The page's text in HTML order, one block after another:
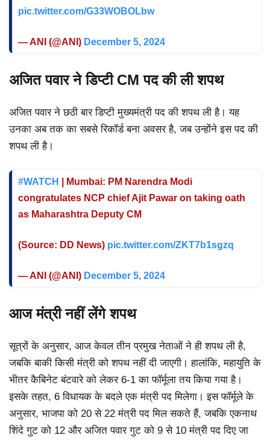
pic.twitter.com/G33WOBOLbw
— ANI (@ANI) December 5, 2024
अजित पवार ने डिप्टी CM पद की ली शपथ
अजित पवार ने छठी बार डिप्टी मुख्यमंत्री पद की शपथ ली है। यह
उनका अब तक का सबसे रिकॉर्ड बना अवसर है, जब उन्होंने इस पद की
शपथ ली है।
#WATCH
| Mumbai: PM Narendra Modi
congratulates NCP chief Ajit Pawar on taking oath
as Maharashtra Deputy CM
(Source: DD News) pic.twitter.com/ZKT7b1sgzq
— ANI (@ANI) December 5, 2024
आज मंत्री नहीं लेंगे शपथ
सूत्रों के अनुसार, आज केवल तीन प्रमुख नेताओं ने ही शपथ ली है,
जबकि बाकी किसी मंत्री को शपथ नहीं दी जाएगी। हालांकि, महायुति के
भीतर कैबिनेट बंटवारे को लेकर 6-1 का फॉर्मूला तय किया गया है।
इसके तहत, 6 विधायक के बदले एक मंत्री पद मिलेगा। इस फॉर्मूले के
अनुसार, भाजपा को 20 से 22 मंत्री पद मिल सकते हैं, जबकि एकनाथ
शिंदे गुट को 12 और अजित पवार गुट को 9 से 10 मंत्री पद दिए जा